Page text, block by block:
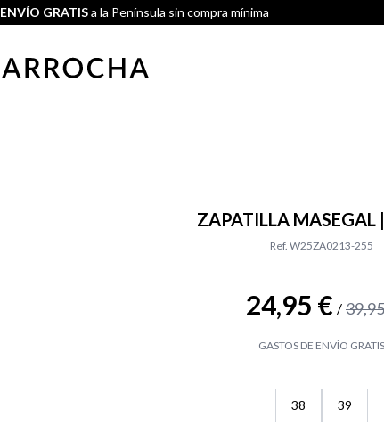
ENVÍO GRATISa la Península sin compra mínima
ZAPATILLA MASEGAL
Ref. W25ZA0213-255
24,95 € /
GASTOS DE ENVÍO GRATIS
38 39